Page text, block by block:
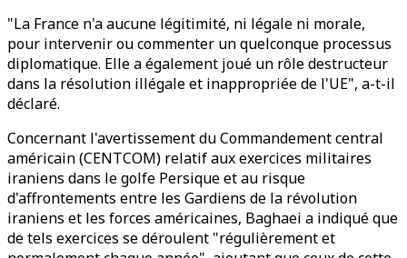
"La France n'a aucune légitimité, ni légale ni morale,
pour intervenir ou commenter un quelconque processus
diplomatique. Elle a également joué un rôle destructeur
dans la résolution illégale et inappropriée de l'UE", a-t-il
déclaré.
Concernant l'avertissement du Commandement central
américain (CENTCOM) relatif aux exercices militaires
iraniens dans le golfe Persique et au risque
d'affrontements entre les Gardiens de la révolution
iraniens et les forces américaines, Baghaei a indiqué que
de tels exercices se déroulent "régulièrement et